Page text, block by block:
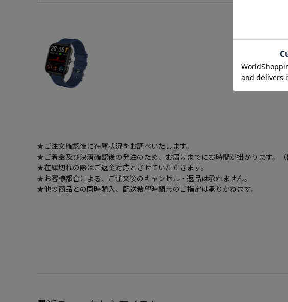
★ご注文確認後に在庫状況をお調べいたします。
★ご着金及び決済確認後の発注のため、お届けまでにお時間が掛かります。
★在庫切れの際はご返金対応とさせていただきます。
★お客様都合による、ご注文後のキャンセル・返品は承れません。
★他の商品との同時購入、配送希望時間帯のご指定は承りかねます。